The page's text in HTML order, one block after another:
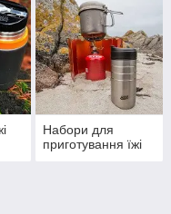
Набори для
приготування їжі